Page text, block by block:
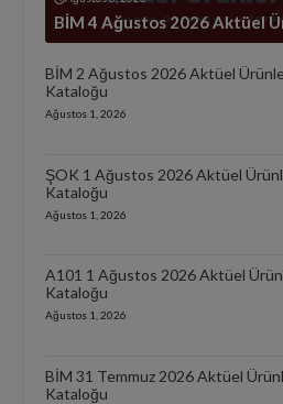
BİM 4 Ağustos 2026 Aktüel
BİM 2 Ağustos 2026 Aktüel
Kataloğu
Ağustos 1, 2026
ŞOK 1 Ağustos 2026 Aktüel
Kataloğu
Ağustos 1, 2026
A101 1 Ağustos 2026 Aktüel
Kataloğu
Ağustos 1, 2026
BİM 31 Temmuz 2026 Aktüel
Kataloğu